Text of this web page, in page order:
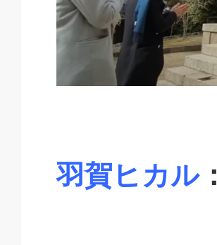
羽賀ヒカル：